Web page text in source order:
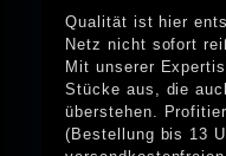
Qualität ist hier
Netz nicht sofort
Mit unserer
Stücke aus, die
überstehen.
(Bestellung bis 13